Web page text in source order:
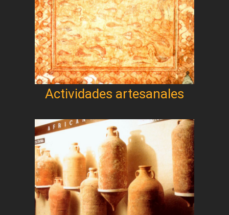
Actividades artesanales